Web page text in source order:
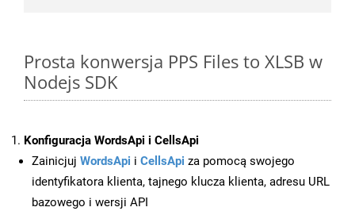
Prosta konwersja PPS Files to XLSB w
Nodejs SDK
Konfiguracja WordsApi i CellsApi
Zainicjuj WordsApi i CellsApi za pomocą swojego
identyfikatora klienta, tajnego klucza klienta, adresu URL
bazowego i wersji API